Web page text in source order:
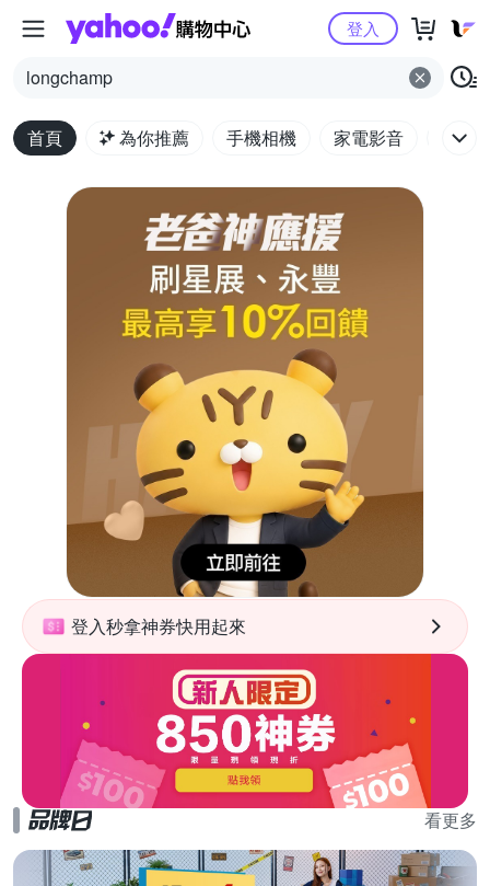
Yahoo購物中心
longchamp
登入
首頁 為你推薦 手機相機 家電影音 電腦
登入秒拿神券快用起來
看更多